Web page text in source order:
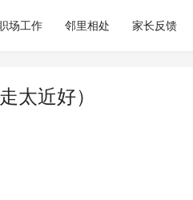
场工作 邻里相处 家长反馈
太近好）